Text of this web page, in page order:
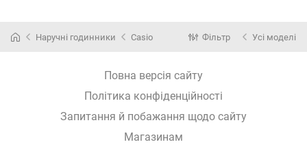
Наручні годинники Casio Фільтр Усі моделі
Повна версія сайту
Політика конфіденційності
Запитання й побажання щодо сайту
Магазинам